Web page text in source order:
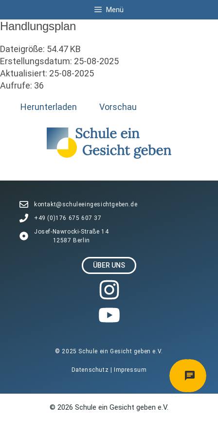
Inhalt
springen
Menü
Handlungsplan
Dateigröße: 54.47 KB
Erstellungsdatum: 25-08-2025
Aktualisiert: 25-08-2025
Aufrufe: 36
Herunterladen Vorschau
kontakt@schuleeingesichtgeben.de
+49 (0)176 675 607 37
Josef-Nawrocki-Straße 14
12587 Berlin
ÜBER UNS
© 2025 Schule ein Gesicht geben e.V.
Datenschutz | Impressum
© 2026 Schule ein Gesicht geben e.V.